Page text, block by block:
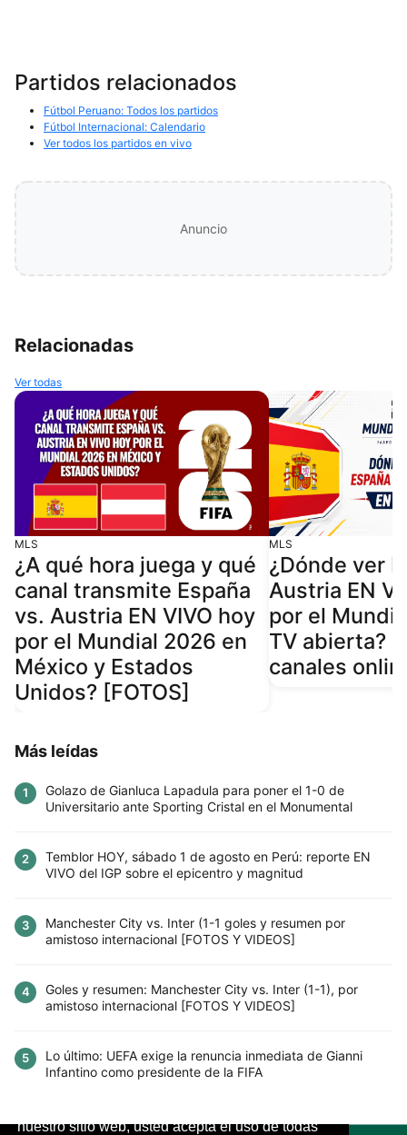
Este sitio utiliza cookies para mejorar la
nuestro sitio web, usted acepta el uso de todas
Partidos relacionados
Fútbol Peruano: Todos los partidos
Fútbol Internacional: Calendario
Ver todos los partidos en vivo
Anuncio
Relacionadas
Ver todas
MLS
¿A qué hora juega y qué
canal transmite España
vs. Austria EN VIVO hoy
por el Mundial 2026 en
México y Estados
Unidos? [FOTOS]
MLS
¿Dónde ver
Austria EN
por el
TV abierta?
canales
Más leídas
1
Golazo de Gianluca Lapadula para poner el 1-0 de
Universitario ante Sporting Cristal en el Monumental
2
Temblor HOY, sábado 1 de agosto en Perú: reporte EN
VIVO del IGP sobre el epicentro y magnitud
3
Manchester City vs. Inter (1-1 goles y resumen por
amistoso internacional [FOTOS Y VIDEOS]
4
Goles y resumen: Manchester City vs. Inter (1-1), por
amistoso internacional [FOTOS Y VIDEOS]
5
Lo último: UEFA exige la renuncia inmediata de Gianni
Infantino como presidente de la FIFA